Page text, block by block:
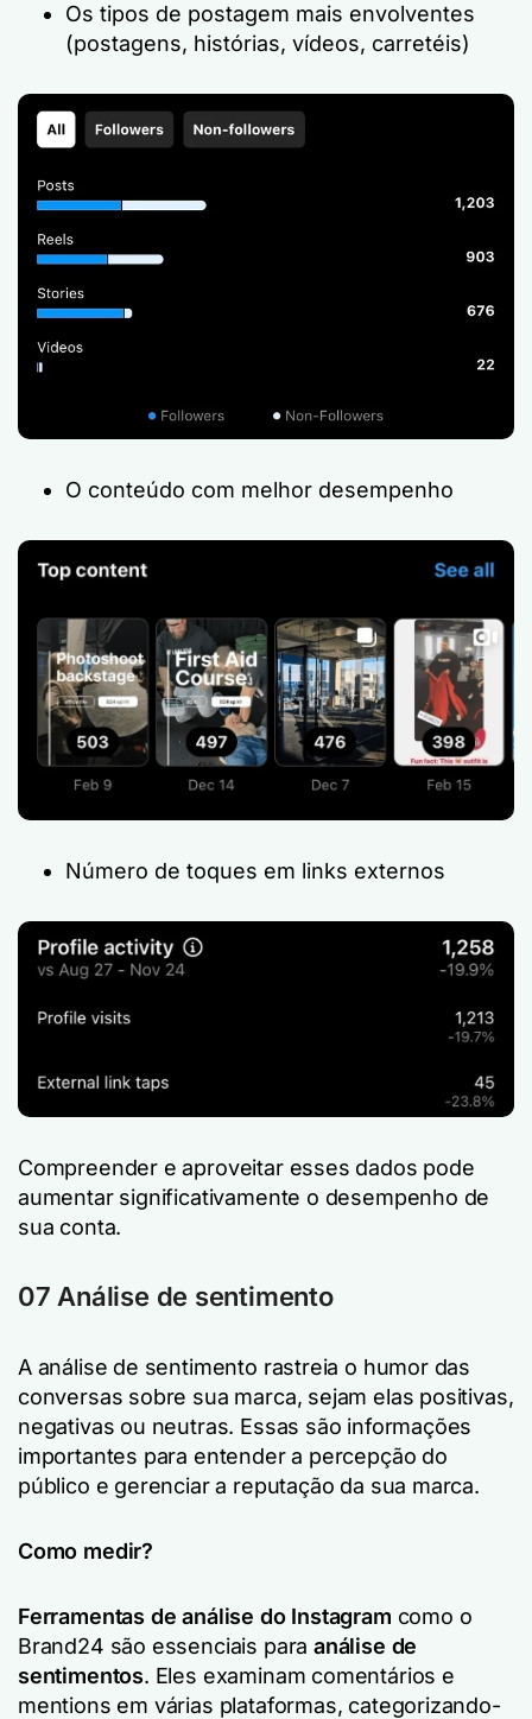
Os tipos de postagem mais envolventes
(postagens, histórias, vídeos, carretéis)
O conteúdo com melhor desempenho
Número de toques em links externos
Compreender e aproveitar esses dados pode
aumentar significativamente o desempenho de
sua conta.
07 Análise de sentimento
A análise de sentimento rastreia o humor das
conversas sobre sua marca, sejam elas positivas,
negativas ou neutras. Essas são informações
importantes para entender a percepção do
público e gerenciar a reputação da sua marca.
Como medir?
Ferramentas de análise do Instagram como o
Brand24 são essenciais para análise de
sentimentos. Eles examinam comentários e
mentions em várias plataformas, categorizando-